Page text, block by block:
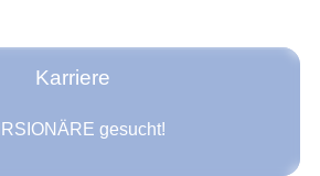
Karriere
gesucht!